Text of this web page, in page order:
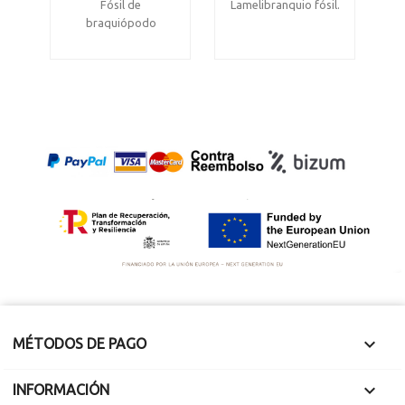
Fósil de
braquiópodo
Lamelibranquio fósil.
y 9 mm de grosor
con varios
de longitud.
MÉTODOS DE PAGO 
INFORMACIÓN 